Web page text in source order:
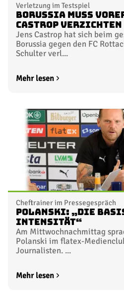
Verletzung im Testspiel
Borussia muss
Castrop verzichten
Jens Castrop hat sich beim
Borussia gegen den FC
Schulter verl...
Mehr lesen
Cheftrainer im Pressegespräch
Polanski: „Die
Intensität“
Am Mittwochnachmittag
Polanski im flatex-
Journalisten. ...
Mehr lesen